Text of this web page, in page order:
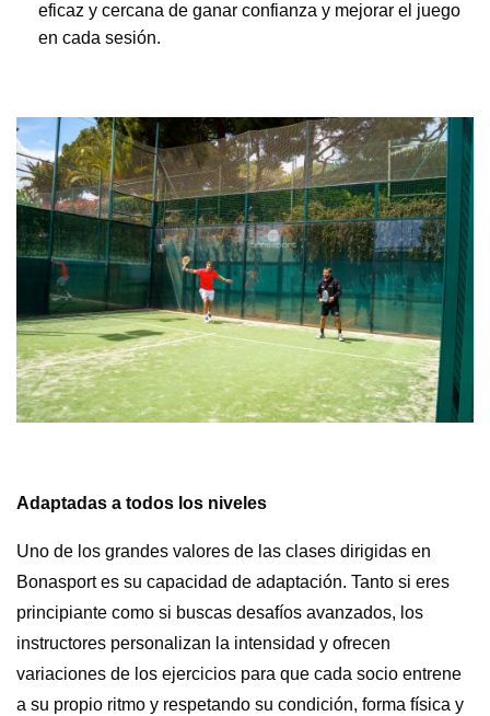
eficaz y cercana de ganar confianza y mejorar el juego
en cada sesión.
Adaptadas a todos los niveles
Uno de los grandes valores de las clases dirigidas en
Bonasport es su capacidad de adaptación. Tanto si eres
principiante como si buscas desafíos avanzados, los
instructores personalizan la intensidad y ofrecen
variaciones de los ejercicios para que cada socio entrene
a su propio ritmo y respetando su condición, forma física y